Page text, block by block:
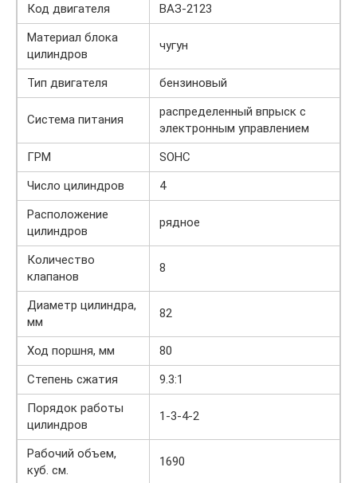
Код двигателя
ВАЗ-2123
Материал блока
цилиндров
чугун
Тип двигателя бензиновый
Система питания
распределенный впрыск с
электронным управлением
ГРМ
SOHC
Число цилиндров
4
Расположение
цилиндров
рядное
Количество
клапанов
8
Диаметр цилиндра,
мм
82
Ход поршня, мм
80
Степень сжатия
9.3:1
Порядок работы
цилиндров
1-3-4-2
Рабочий объем,
куб. см.
1690